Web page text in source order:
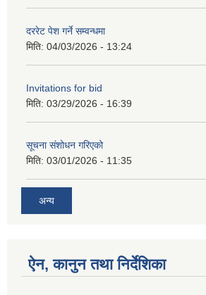
दररेट पेश गर्ने सम्वन्धमा
मिति: 04/03/2026 - 13:24
Invitations for bid
मिति: 03/29/2026 - 16:39
सूचना संशोधन गरिएको
मिति: 03/01/2026 - 11:35
अन्य
ऐन, कानुन तथा निर्देशिका